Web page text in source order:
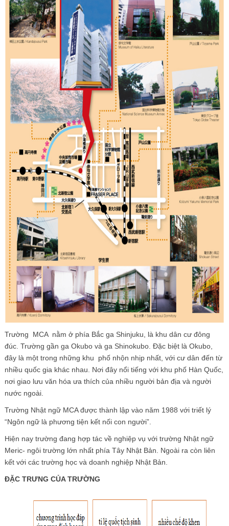
Trường MCA nằm ở phía Bắc ga Shinjuku, là khu dân cư đông
đúc. Trường gần ga Okubo và ga Shinokubo. Đặc biệt là Okubo,
đây là một trong những khu phố nhộn nhịp nhất, với cư dân đến từ
nhiều quốc gia khác nhau. Nơi đây nổi tiếng với khu phố Hàn Quốc,
nơi giao lưu văn hóa ưa thích của nhiều người bản địa và người
nước ngoài.
Trường Nhật ngữ MCA được thành lập vào năm 1988 với triết lý
“Ngôn ngữ là phương tiện kết nối con người”.
Hiện nay trường đang hợp tác về nghiệp vụ với trường Nhật ngữ
Meric- ngôi trường lớn nhất phía Tây Nhật Bản. Ngoài ra còn liên
kết với các trường học và doanh nghiệp Nhật Bản.
ĐẶC TRƯNG CỦA TRƯỜNG